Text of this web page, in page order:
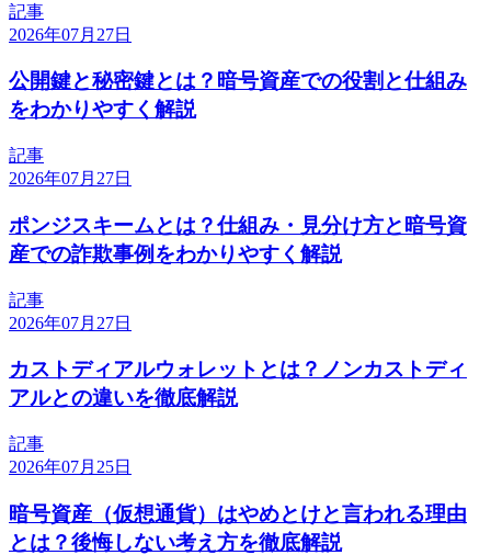
記事
2026年07月27日
公開鍵と秘密鍵とは？暗号資産での役割と仕組み
をわかりやすく解説
記事
2026年07月27日
ポンジスキームとは？仕組み・見分け方と暗号資
産での詐欺事例をわかりやすく解説
記事
2026年07月27日
カストディアルウォレットとは？ノンカストディ
アルとの違いを徹底解説
記事
2026年07月25日
暗号資産（仮想通貨）はやめとけと言われる理由
とは？後悔しない考え方を徹底解説